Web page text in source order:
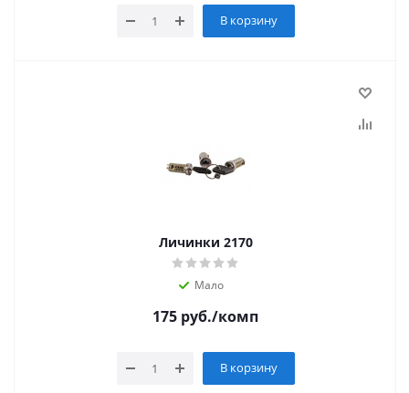
В корзину
Личинки 2170
Мало
175 руб./комп
В корзину